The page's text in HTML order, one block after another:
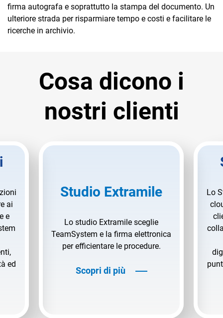
firma autografa e soprattutto la stampa del documento. Un
ulteriore strada per risparmiare tempo e costi e facilitare le
ricerche in archivio.
Cosa dicono i
nostri clienti
ai
e
ed
Studio Extramile
Lo studio Extramile sceglie
TeamSystem e la firma elettronica
per efficientare le procedure.
Scopri di più
Lo